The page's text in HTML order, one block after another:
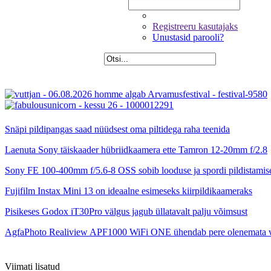
Registreeru kasutajaks
Unustasid parooli?
Snäpi pildipangas saad nüüdsest oma piltidega raha teenida
Laenuta Sony täiskaader hübriidkaamera ette Tamron 12-20mm f/2.8
Sony FE 100-400mm f/5.6-8 OSS sobib looduse ja spordi
Fujifilm Instax Mini 13 on ideaalne esimeseks kiirpildikaameraks
Pisikeses Godox iT30Pro välgus jagub üllatavalt palju võimsust
AgfaPhoto Realiview APF1000 WiFi ONE ühendab pere olenemata
Viimati lisatud